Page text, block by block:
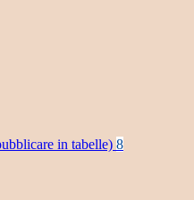
in tabelle) 8